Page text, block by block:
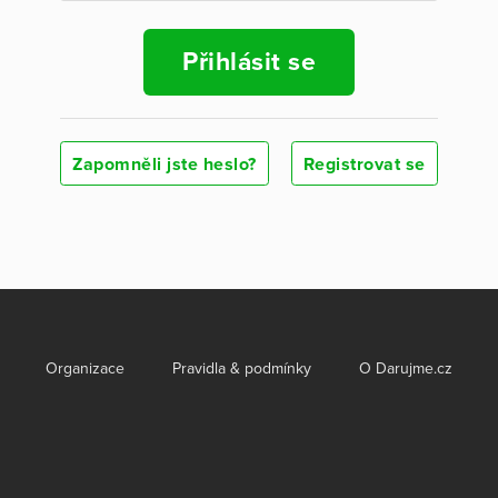
Přihlásit se
Zapomněli jste heslo? Registrovat se
Organizace Pravidla & podmínky O Darujme.cz